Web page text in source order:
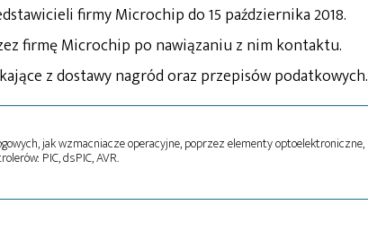
firmy Microchip do 15 października 2018.
firmę Microchip po nawiązaniu z nim kontaktu.
z dostawy nagród oraz przepisów podatkowych.
jak wzmacniacze operacyjne, poprzez elementy optoelektroniczne,
PIC, dsPIC, AVR.